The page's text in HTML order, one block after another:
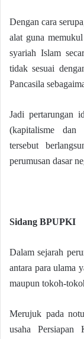
Dengan cara
alat guna
syariah Islam
tidak sesuai
Pancasila
Jadi pertarungan
(kapitalisme dan
tersebut
perumusan dasar
Sidang BPUPKI
Dalam sejarah
antara para ulama
maupun tokoh-
Merujuk pada
usaha Persiapan